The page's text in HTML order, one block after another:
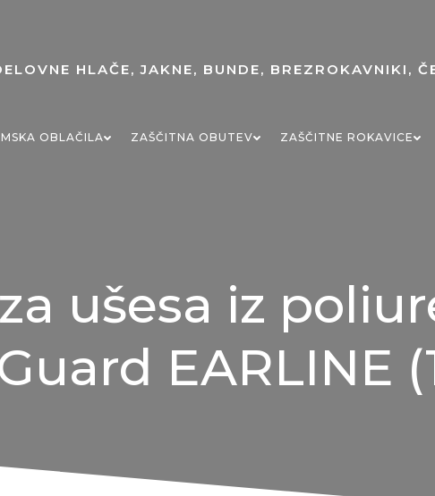
OBLAČILA ZAŠČITNA OBUTEV ZAŠČITNE ROKAVICE
ušesa iz
EARLINE